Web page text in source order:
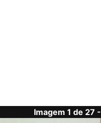
Imagem 1 de 27 -